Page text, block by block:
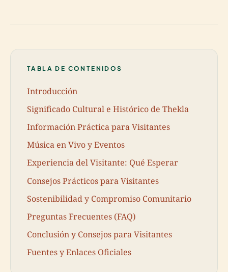
TABLA DE CONTENIDOS
Introducción
Significado Cultural e Histórico de Thekla
Información Práctica para Visitantes
Música en Vivo y Eventos
Experiencia del Visitante: Qué Esperar
Consejos Prácticos para Visitantes
Sostenibilidad y Compromiso Comunitario
Preguntas Frecuentes (FAQ)
Conclusión y Consejos para Visitantes
Fuentes y Enlaces Oficiales